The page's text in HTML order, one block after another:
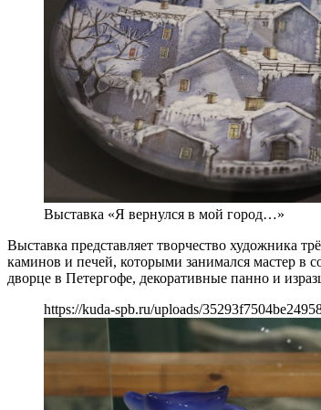
Выставка «Я вернулся в мой город…»
Выставка представляет творчество художника
каминов и печей, которыми занимался мастер в
дворце в Петергофе, декоративные панно и
https://kuda-spb.ru/uploads/